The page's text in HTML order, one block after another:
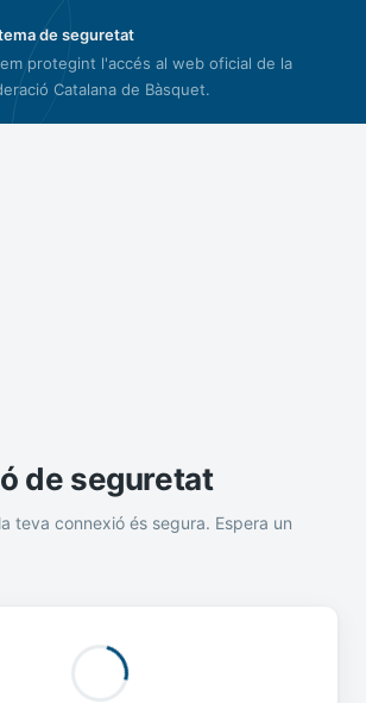
de seguretat
protegint l'accés al web oficial de la
Catalana de Bàsquet.
de seguretat
teva connexió és segura. Espera un